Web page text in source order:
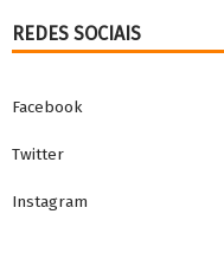
REDES SOCIAIS
Facebook
Twitter
Instagram